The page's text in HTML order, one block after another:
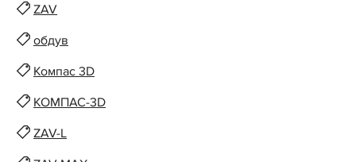
ZAV
обдув
Компас 3D
КОМПАС-3D
ZAV-L